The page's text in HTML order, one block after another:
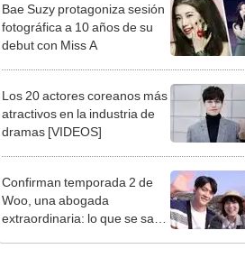
Bae Suzy protagoniza sesión
fotográfica a 10 años de su
debut con Miss A
Los 20 actores coreanos más
atractivos en la industria de
dramas [VIDEOS]
Confirman temporada 2 de
Woo, una abogada
extraordinaria: lo que se sabe